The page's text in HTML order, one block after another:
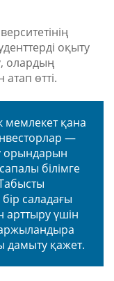
оқыту
олардың
өтті.
мемлекет қана
—
орындарын
білімге
бір саладағы
арттыру үшін
дамыту қажет.